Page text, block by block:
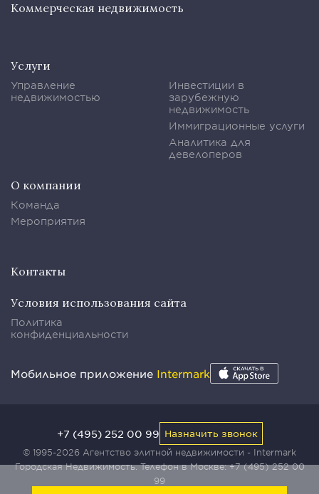
Коммерческая недвижимость
Услуги
Управление
недвижимостью
Инвестиции в
зарубежную
недвижимость
Иммиграционные услуги
Аналитика для
девелоперов
О компании
Команда
Мероприятия
Контакты
Условия использования сайта
Политика
конфиденциальности
Мобильное приложение Intermark
© 1995-2026 Агентство элитной недвижимости - Intermark
Городская Недвижимость. Телефон в Москве:+7 (495) 252 00
99
+7 (495) 252 00 99 Назначить звонок